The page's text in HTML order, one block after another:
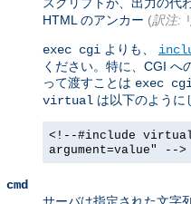
スクリプトが、出力の代
HTML のアンカー (訳注:
exec cgi よりも、
ください。特に、CGI へ
って渡すことは exec
virtual は以下のように
<!--#include
argument=value" -->
cmd